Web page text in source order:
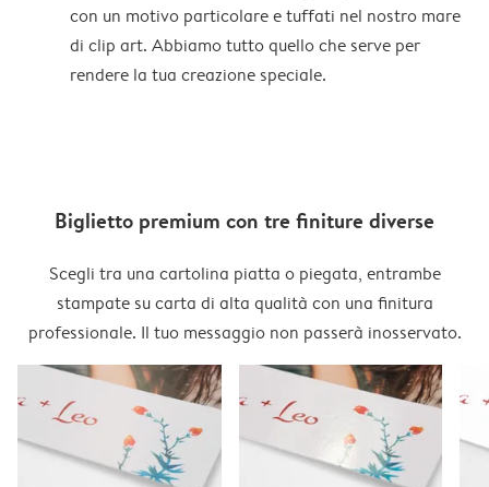
con un motivo particolare e tuffati nel nostro mare
di clip art. Abbiamo tutto quello che serve per
rendere la tua creazione speciale.
Biglietto premium con tre finiture diverse
Scegli tra una cartolina piatta o piegata, entrambe
stampate su carta di alta qualità con una finitura
professionale. Il tuo messaggio non passerà inosservato.